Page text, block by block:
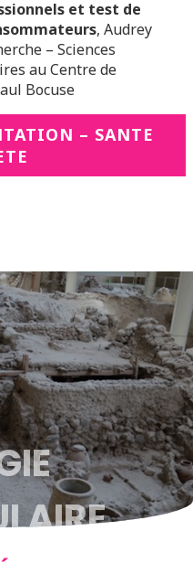
et test de
, Audrey
– Sciences
au Centre de
Bocuse
– SANTE